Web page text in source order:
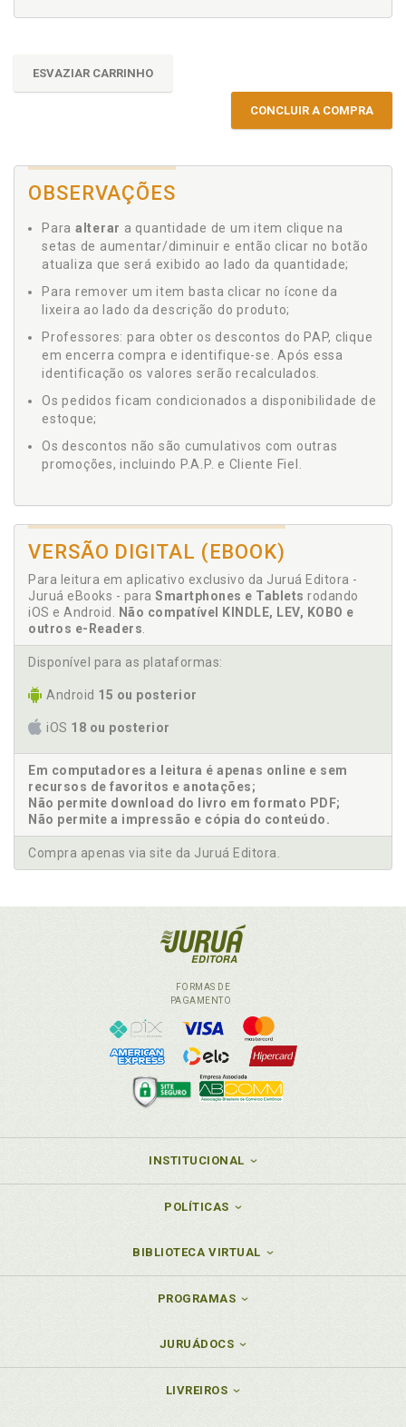
ESVAZIAR CARRINHO
CONCLUIR A COMPRA
OBSERVAÇÕES
Para alterar a quantidade de um item clique na
setas de aumentar/diminuir e então clicar no botão
atualiza que será exibido ao lado da quantidade;
Para remover um item basta clicar no ícone da
lixeira ao lado da descrição do produto;
Professores: para obter os descontos do PAP, clique
em encerra compra e identifique-se. Após essa
identificação os valores serão recalculados.
Os pedidos ficam condicionados a disponibilidade de
estoque;
Os descontos não são cumulativos com outras
promoções, incluindo P.A.P. e Cliente Fiel.
VERSÃO DIGITAL (EBOOK)
Para leitura em aplicativo exclusivo da Juruá Editora -
Juruá eBooks - para Smartphones e Tablets rodando
iOS e Android.
Não compatível KINDLE, LEV, KOBO e
outros e-Readers
Disponível para as plataformas:
Android 15 ou posterior
iOS 18 ou posterior
Em computadores a leitura é apenas online e sem
recursos de favoritos e anotações;
Não permite download do livro em formato PDF;
Não permite a impressão e cópia do conteúdo.
Compra apenas via site da Juruá Editora.
FORMAS DE
PAGAMENTO
INSTITUCIONAL
POLÍTICAS
BIBLIOTECA VIRTUAL
PROGRAMAS
JURUÁDOCS
LIVREIROS